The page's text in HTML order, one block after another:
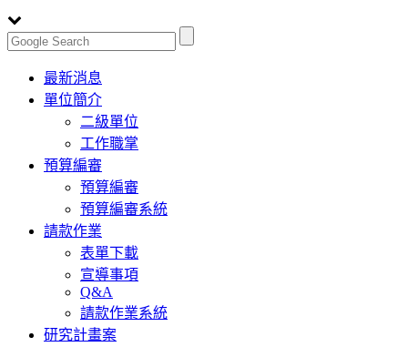
Toggle
navigation
最新消息
單位簡介
二級單位
工作職掌
預算編審
預算編審
預算編審系統
請款作業
表單下載
宣導事項
Q&A
請款作業系統
研究計畫案